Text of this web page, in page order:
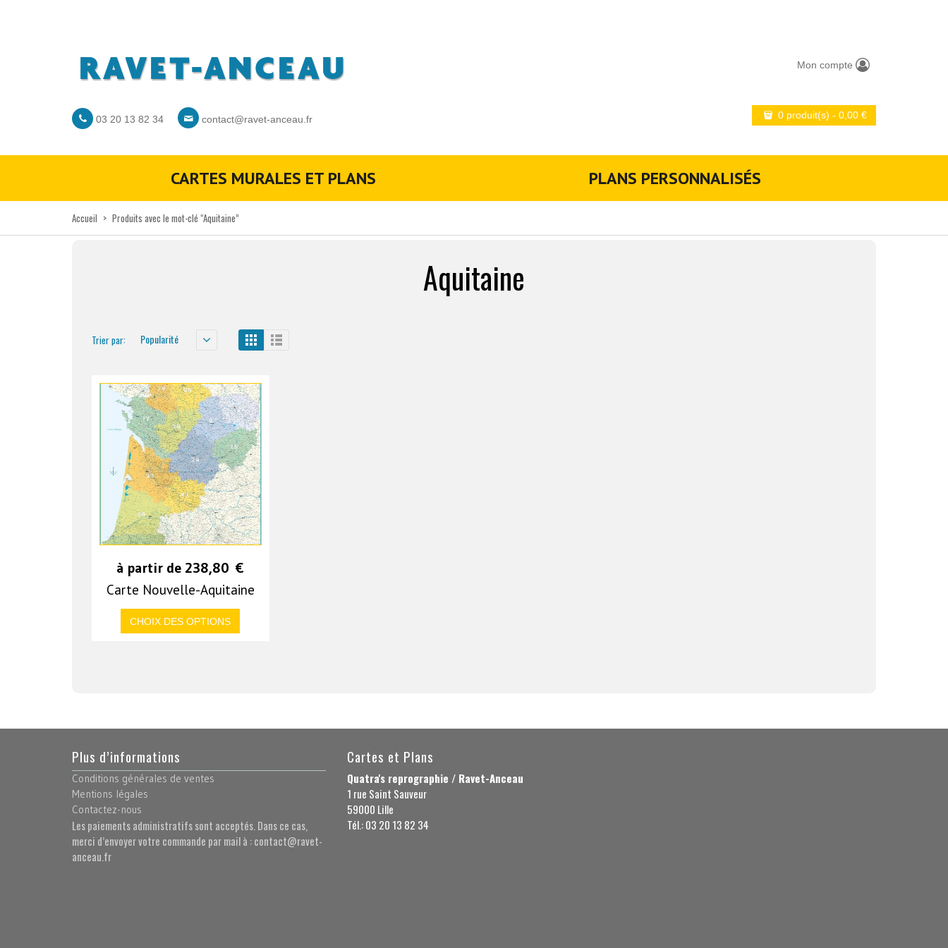
03 20 13 82 34 contact@ravet-anceau.fr
Mon compte
0 produit(s) - 0,00 €
CARTES MURALES ET PLANS PLANS PERSONNALISÉS
Accueil > Produits avec le mot-clé “Aquitaine”
Aquitaine
Trier par: Popularité
à partir de 238,80 €
Carte Nouvelle-Aquitaine
CHOIX DES OPTIONS
Plus d’informations
Conditions générales de ventes
Mentions légales
Contactez-nous
Les paiements administratifs sont acceptés. Dans ce cas,
merci d’envoyer votre commande par mail à : contact@ravet-
anceau.fr
Cartes et Plans
Quatra's reprographie / Ravet-Anceau
1 rue Saint Sauveur
59000 Lille
Tél.: 03 20 13 82 34